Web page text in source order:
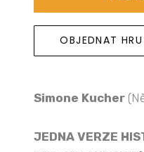
OBJEDNAT HRU
Simone Kucher
JEDNA VERZE